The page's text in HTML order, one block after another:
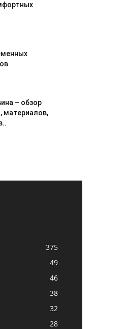
– обзор
материалов,
375
49
46
38
32
28